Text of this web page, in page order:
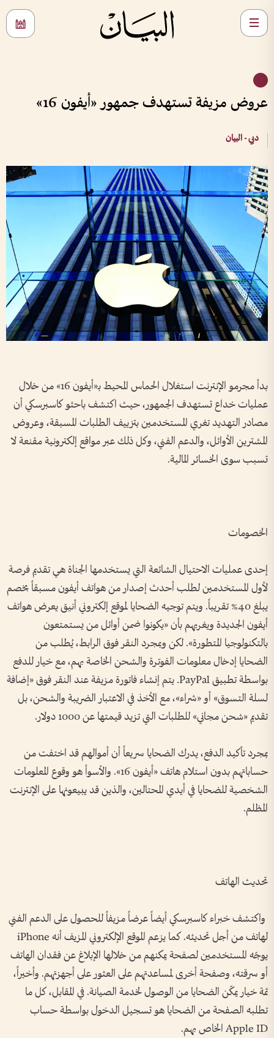
عروض مزيفة تستهدف جمهور «أيفون 16»
دبي - البيان
بدأ مجرمو الإنترنت استغلال الحماس المحيط بـ«أيفون 16» من خلال
عمليات خداع تستهدف الجمهور، حيث اكتشف باحثو كاسبرسكي أن
مصادر التهديد تغري المستخدمين بتزييف الطلبات المسبقة، وعروض
المشترين الأوائل، والدعم الفني، وكل ذلك عبر مواقع إلكترونية مقنعة لا
تسبب سوى الخسائر المالية.
الخصومات
إحدى عمليات الاحتيال الشائعة التي يستخدمها الجناة هي تقديم فرصة
لأول المستخدمين لطلب أحدث إصدار من هواتف أيفون مسبقاً بخصم
يبلغ 40% تقريباً. ويتم توجيه الضحايا لموقع إلكتروني أنيق يعرض هواتف
أيفون الجديدة ويغريهم بأن «يكونوا ضمن أوائل من يستمتعون
بالتكنولوجيا المتطورة». لكن وبمجرد النقر فوق الرابط، يُطلب من
الضحايا إدخال معلومات الفوترة والشحن الخاصة بهم، مع خيار للدفع
بواسطة تطبيق
يتم إنشاء فاتورة مزيفة عند النقر فوق «إضافة
لسلة التسوق» أو «شراء»، مع الأخذ في الاعتبار الضريبة والشحن، بل
تقديم «شحن مجاني» للطلبات التي تزيد قيمتها عن 1000 دولار
.
بمجرد تأكيد الدفع، يدرك الضحايا سريعاً أن أموالهم قد اختفت من
حساباتهم بدون استلام هاتف «أيفون 16». والأسوأ هو وقوع المعلومات
الشخصية للضحايا في أيدي المحتالين، والذين قد يبيعونها على الإنترنت
المظلم.
تحديث الهاتف
واكتشف خبراء كاسبرسكي أيضاً عرضاً مزيفاً للحصول على الدعم الفني
لهاتفمن أجل تحديثه. كما يزعم الموقع الإلكتروني المزيف أنه
يوجّه المستخدمين لصفحة يمكنهم من خلالها الإبلاغ عن فقدان الهاتف
أو سرقته، وصفحة أخرى لمساعدتهم على العثور على أجهزتهم. وأخيراً،
ثمة خيار يمكّن الضحايا من الوصول لخدمة الصيانة. في المقابل، كل ما
تطلبه الصفحة من الضحايا هو تسجيل الدخول بواسطة حساب
Apple IDالخاص بهم.